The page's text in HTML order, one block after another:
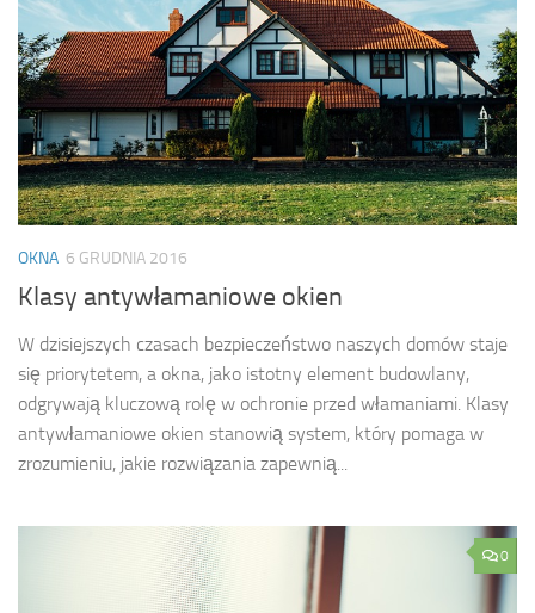
OKNA 6 GRUDNIA 2016
Klasy antywłamaniowe okien
W dzisiejszych czasach bezpieczeństwo naszych domów staje
się priorytetem, a okna, jako istotny element budowlany,
odgrywają kluczową rolę w ochronie przed włamaniami. Klasy
antywłamaniowe okien stanowią system, który pomaga w
zrozumieniu, jakie rozwiązania zapewnią...
0